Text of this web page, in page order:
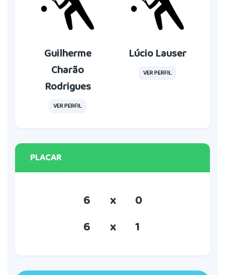
Guilherme
Charão
Rodrigues
VER PERFIL
Lúcio Lauser
VER PERFIL
PLACAR
6 x
0
6
x 1